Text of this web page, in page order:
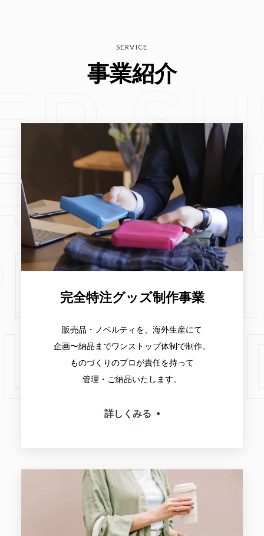
SERVICE
事業紹介
完全特注グッズ制作事業
販売品・ノベルティを、海外生産にて
企画〜納品までワンストップ体制で制作。
ものづくりのプロが責任を持って
管理・ご納品いたします。
詳しくみる